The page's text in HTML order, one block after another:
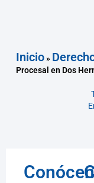
Inicio»
Procesal en Dos